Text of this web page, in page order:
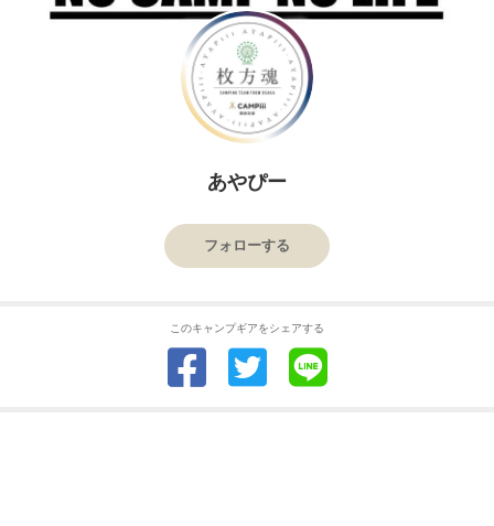
あやぴー
フォローする
このキャンプギアをシェアする